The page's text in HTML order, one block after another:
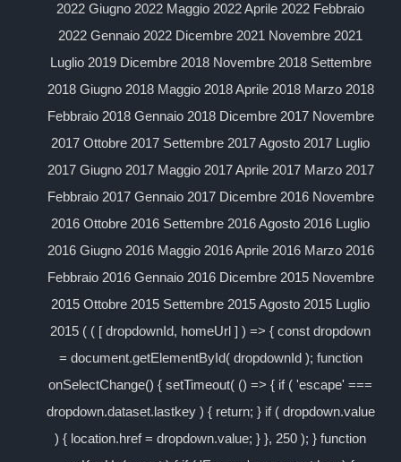
2022 Giugno 2022 Maggio 2022 Aprile 2022 Febbraio
2022 Gennaio 2022 Dicembre 2021 Novembre 2021
Luglio 2019 Dicembre 2018 Novembre 2018 Settembre
2018 Giugno 2018 Maggio 2018 Aprile 2018 Marzo 2018
Febbraio 2018 Gennaio 2018 Dicembre 2017 Novembre
2017 Ottobre 2017 Settembre 2017 Agosto 2017 Luglio
2017 Giugno 2017 Maggio 2017 Aprile 2017 Marzo 2017
Febbraio 2017 Gennaio 2017 Dicembre 2016 Novembre
2016 Ottobre 2016 Settembre 2016 Agosto 2016 Luglio
2016 Giugno 2016 Maggio 2016 Aprile 2016 Marzo 2016
Febbraio 2016 Gennaio 2016 Dicembre 2015 Novembre
2015 Ottobre 2015 Settembre 2015 Agosto 2015 Luglio
2015 ( ( [ dropdownId, homeUrl ] ) => { const dropdown
= document.getElementById( dropdownId ); function
onSelectChange() { setTimeout( () => { if ( 'escape' ===
dropdown.dataset.lastkey ) { return; } if ( dropdown.value
) { location.href = dropdown.value; } }, 250 ); } function